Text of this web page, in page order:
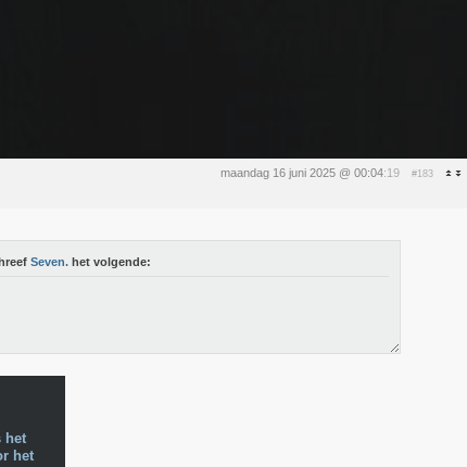
maandag 16 juni 2025 @ 00:04:19 #183
Seven. het volgende:
het
het